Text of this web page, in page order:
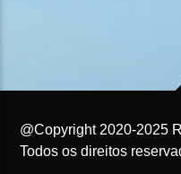
@Copyright 2020-2025
Todos os direitos